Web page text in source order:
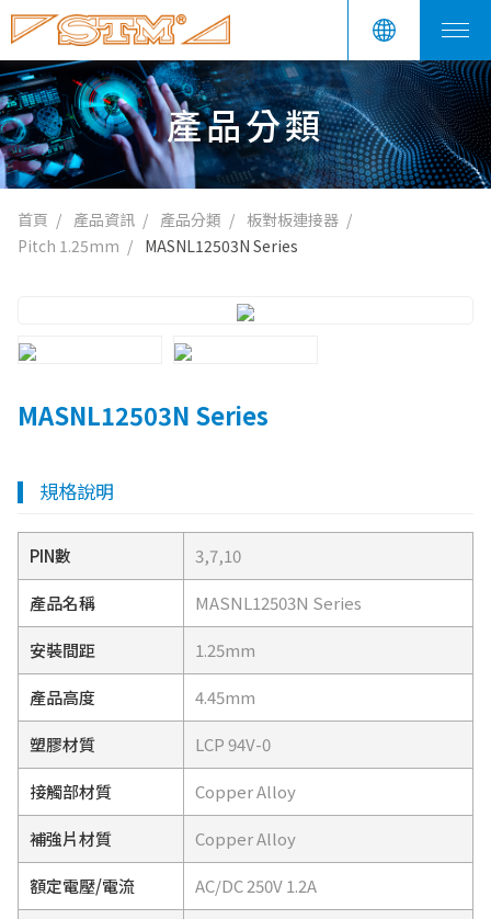
產品分類
首頁 產品資訊 產品分類
板對板連接器
Pitch 1.25mm
MASNL12503N Series
MASNL12503N Series
規格說明
PIN數 3,7,10
產品名稱 MASNL12503N Series
安裝間距 1.25mm
產品高度 4.45mm
塑膠材質 LCP 94V-0
接觸部材質 Copper Alloy
補強片材質 Copper Alloy
額定電壓/電流 AC/DC 250V 1.2A